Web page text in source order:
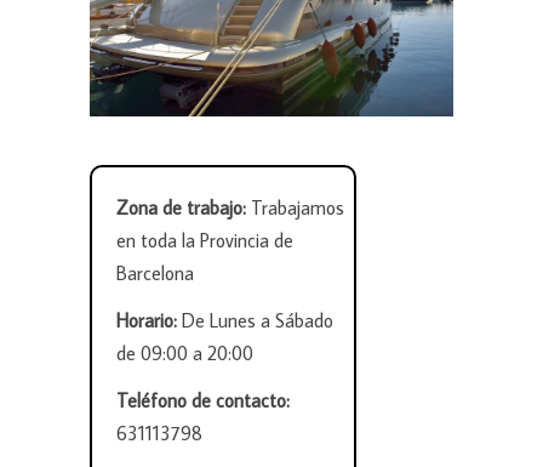
Zona de trabajo: Trabajamos
en toda la Provincia de
Barcelona
Horario: De Lunes a Sábado
de 09:00 a 20:00
Teléfono de contacto:
631113798